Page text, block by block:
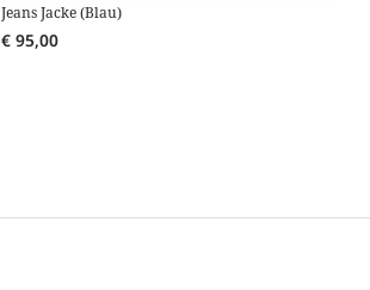
Jeans Jacke (Blau)
€ 95,00